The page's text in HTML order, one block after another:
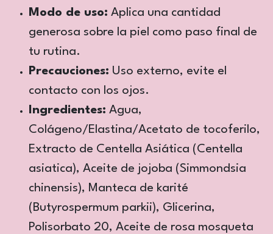
Modo de uso: Aplica una cantidad
generosa sobre la piel como paso final de
tu rutina.
Precauciones: Uso externo, evite el
contacto con los ojos.
Ingredientes: Agua,
Colágeno/Elastina/Acetato de tocoferilo,
Extracto de Centella Asiática (Centella
asiatica), Aceite de jojoba (Simmondsia
chinensis), Manteca de karité
(Butyrospermum parkii), Glicerina,
Polisorbato 20, Aceite de rosa mosqueta